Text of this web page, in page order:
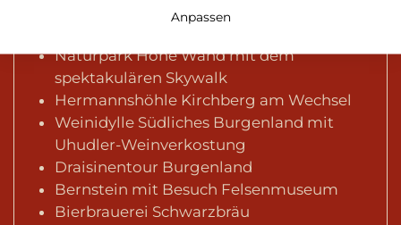
Opernfestspiele St. Margarethen
Naturpark Hohe Wand mit dem
spektakulären Skywalk
Hermannshöhle Kirchberg am Wechsel
Weinidylle Südliches Burgenland mit
Uhudler-Weinverkostung
Draisinentour Burgenland
Bernstein mit Besuch Felsenmuseum
Bierbrauerei Schwarzbräu
Anpassen